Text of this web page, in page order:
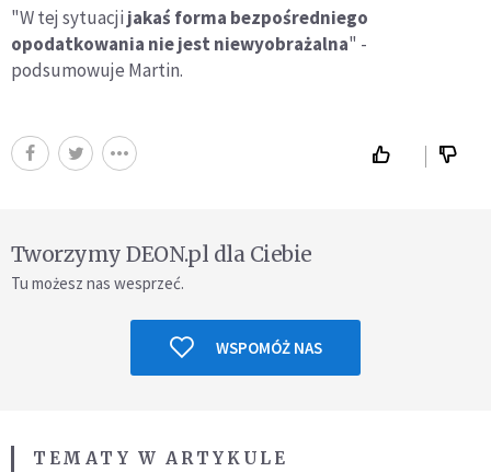
"W tej sytuacji jakaś forma bezpośredniego
opodatkowania nie jest niewyobrażalna" -
podsumowuje Martin.
Tworzymy DEON.pl dla Ciebie
Tu możesz nas wesprzeć.
WSPOMÓŻ NAS
TEMATY W ARTYKULE